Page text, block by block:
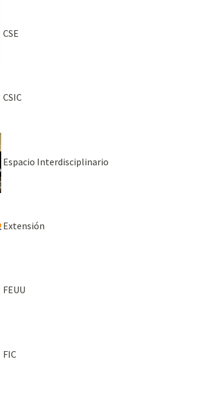
CSE
CSIC
Espacio Interdisciplinario
Extensión
FEUU
FIC